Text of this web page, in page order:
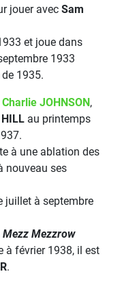
jouer avec Sam
et joue dans
1933
1935.
Charlie JOHNSON,
au printemps
à une ablation des
nouveau ses
juillet à septembre
Mezz Mezzrow
à février 1938, il est
.